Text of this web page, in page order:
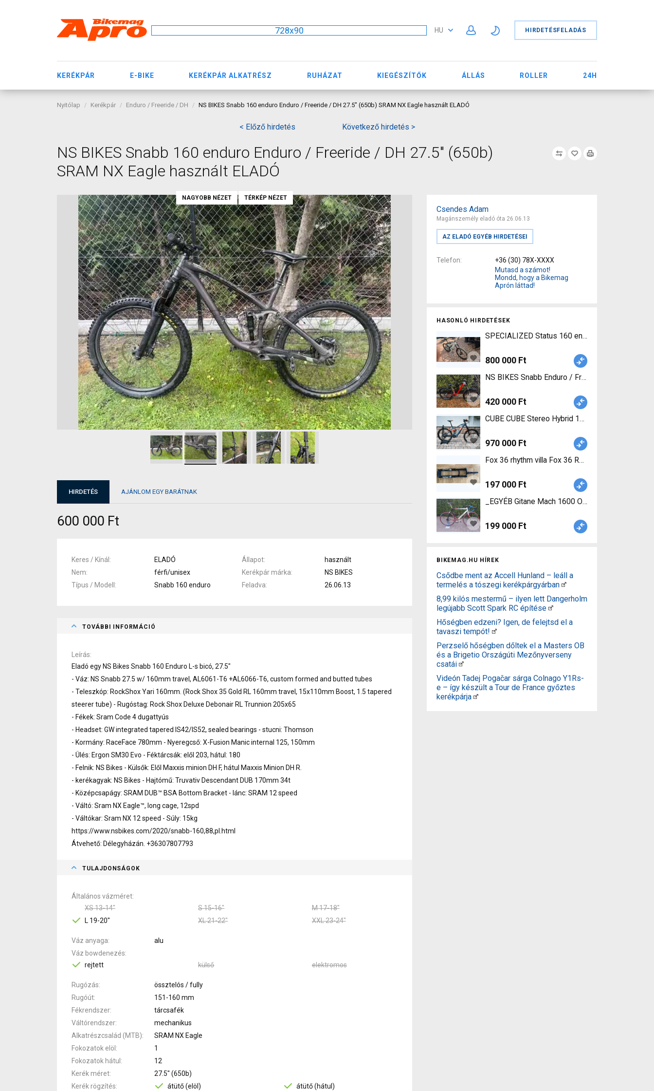
728x90 HU HIRDETÉSFELADÁS
KERÉKPÁR E-BIKE KERÉKPÁR ALKATRÉSZ RUHÁZAT KIEGÉSZÍTŐK ÁLLÁS ROLLER 24H
Nyitólap Kerékpár Enduro / Freeride / DH NS BIKES Snabb 160 enduro Enduro / Freeride / DH 27.5" (650b) SRAM NX Eagle használt ELADÓ
< Előző hirdetés Következő hirdetés >
NS BIKES Snabb 160 enduro Enduro / Freeride / DH 27.5" (650b)
SRAM NX Eagle használt ELADÓ
Csendes Adam
Magánszemély eladó óta 26.06.13
AZ ELADÓ EGYÉB HIRDETÉSEI
Telefon
+36 (30) 78X-XXXX
Mutasd a számot!
Mondd, hogy a Bikemag
Aprón láttad!
HASONLÓ HIRDETÉSEK
SPECIALIZED Status 160 enduro Enduro /
800 000 Ft
NS BIKES Snabb Enduro / Freeride / DH 27.5"
420 000 Ft
CUBE CUBE Stereo Hybrid 160 HPC TM Enduro
970 000 Ft
Fox 36 rhythm villa Fox 36 Rhythm,
197 000 Ft
_EGYÉB Gitane Mach 1600 Országúti _Egyéb
199 000 Ft
BIKEMAG.HU HÍREK
Csődbe ment az Accell Hunland – leáll a
termelés a tószegi kerékpárgyárban
8,99 kilós mestermű – ilyen lett Dangerholm
legújabb Scott Spark RC építése
Hőségben edzeni? Igen, de felejtsd el a
tavaszi tempót!
Perzselő hőségben dőltek el a Masters OB
és a Brigetio Országúti Mezőnyverseny
csatái
Videón Tadej Pogačar sárga Colnago Y1Rs-
e – így készült a Tour de France győztes
kerékpárja
NAGYOBB NÉZET TÉRKÉP NÉZET
HIRDETÉS AJÁNLOM EGY BARÁTNAK
600 000 Ft
Keres / Kínál ELADÓ Állapot
használt
Nem
férfi/unisex Kerékpár márka
NS BIKES
Típus / Modell
Snabb 160 enduro Feladva 26.06.13
TOVÁBBI INFORMÁCIÓ
Leírás
Eladó egy NS Bikes Snabb 160 Enduro L-s bicó, 27.5"
- Váz: NS Snabb 27.5 w/ 160mm travel, AL6061-T6 +AL6066-T6, custom formed and butted tubes
- Teleszkóp: RockShox Yari 160mm. (Rock Shox 35 Gold RL 160mm travel, 15x110mm Boost, 1.5 tapered
steerer tube) - Rugóstag: Rock Shox Deluxe Debonair RL Trunnion 205x65
- Fékek: Sram Code 4 dugattyús
- Headset: GW integrated tapered IS42/IS52, sealed bearings - stucni: Thomson
- Kormány: RaceFace 780mm - Nyeregcső: X-Fusion Manic internal 125, 150mm
- Ülés: Ergon SM30 Evo - Féktárcsák: elől 203, hátul: 180
- Felnik: NS Bikes - Külsők: Elől Maxxis minion DH F, hátul Maxxis Minion DH R.
- kerékagyak: NS Bikes - Hajtómű: Truvativ Descendant DUB 170mm 34t
- Középcsapágy: SRAM DUB™ BSA Bottom Bracket - lánc: SRAM 12 speed
- Váltó: Sram NX Eagle™, long cage, 12spd
- Váltókar: Sram NX 12 speed - Súly: 15kg
https://www.nsbikes.com/2020/snabb-160,88,pl.html
Átvehető: Délegyházán. +36307807793
TULAJDONSÁGOK
Általános vázméret
XS 13-14"
S 15-16"
M 17-18"
L 19-20"
XL 21-22" XXL 23-24"
Váz anyaga
alu
Váz bowdenezés
rejtett
külső elektromos
Rugózás
össztelós / fully
Rugóút
151-160 mm
Fékrendszer
tárcsafék
Váltórendszer
mechanikus
Alkatrészcsalád (MTB)
SRAM NX Eagle
Fokozatok elöl
1
Fokozatok hátul
12
Kerék méret
27.5" (650b)
Kerék rögzítés
átütő (elöl) átütő (hátul)